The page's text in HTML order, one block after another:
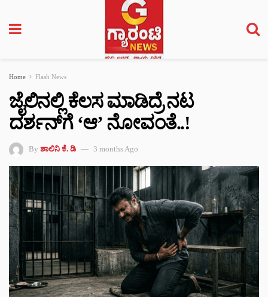
Home Flash News
ಜೈಲಿನಲ್ಲಿ ಕೆಲಸ ಮಾಡಿದ್ರೆ ನಟ
ದರ್ಶನ್‌ಗೆ ‘ಆ’ ನೋವಂತೆ..!
By ಶಾಲಿನಿ ಕೆ. ಡಿ 3 months Ago